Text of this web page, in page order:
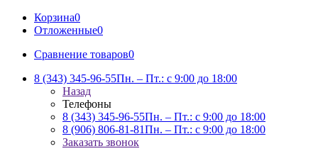
Корзина0
Отложенные0
Сравнение товаров0
8 (343) 345-96-55Пн. – Пт.: с 9:00 до 18:00
Назад
Телефоны
8 (343) 345-96-55Пн. – Пт.: с 9:00 до 18:00
8 (906) 806-81-81Пн. – Пт.: с 9:00 до 18:00
Заказать звонок